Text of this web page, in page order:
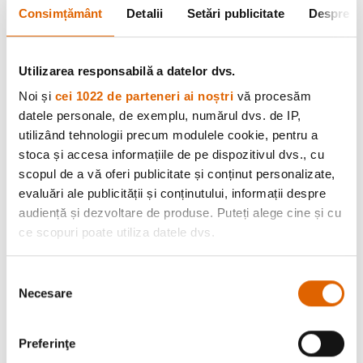
Consimțământ Detalii Setări publicitate Despre
Utilizarea responsabilă a datelor dvs.
Noi și cei 1022 de parteneri ai noștri vă procesăm
datele personale, de exemplu, numărul dvs. de IP,
utilizând tehnologii precum modulele cookie, pentru a
stoca și accesa informațiile de pe dispozitivul dvs., cu
scopul de a vă oferi publicitate și conținut personalizate,
evaluări ale publicității și conținutului, informații despre
audiență și dezvoltare de produse. Puteți alege cine și cu
ce scopuri poate utiliza datele dvs.
Să colectăm informațiile cu privire la locația dvs.
Să vă identificăm dispozitivul scanândul-l în mod
activ după caracteristici specifice (amprentare)
consimțământului
Necesare
Preferinţe
Sursa foto: Magnific.com Sănătatea articulațiilor tale